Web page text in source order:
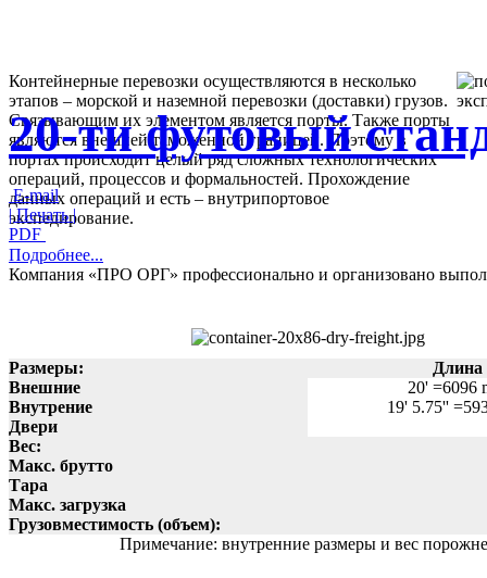
Контейнерные перевозки осуществляются в несколько
этапов – морской и наземной перевозки (доставки) грузов.
Связывающим их элементом является порты. Также порты
являются внешней таможенной границей. Поэтому в
портах происходит целый ряд сложных технологических
операций, процессов и формальностей. Прохождение
данных операций и есть – внутрипортовое
экспедирование.
Подробнее...
Компания «ПРО ОРГ» профессионально и организовано
- Портовое экспедирование.
- Автомобильные контейнерные перевозки
- Железнодорожные перевозки контейнеров
Подробнее...
Осуществим перевозку любых типов контейнеров по
СНГ.
Имеем в наличии любой тип автотранспорта.
20-ти футовый
E-mail
| Печать |
PDF
Размеры:
Длина
Внешние
20' =6096
Внутрение
19' 5.75''
Двери
Вес:
Макс. брутто
Тара
Макс. загрузка
Грузовместимость (объем):
Примечание: внутренние размеры и вес